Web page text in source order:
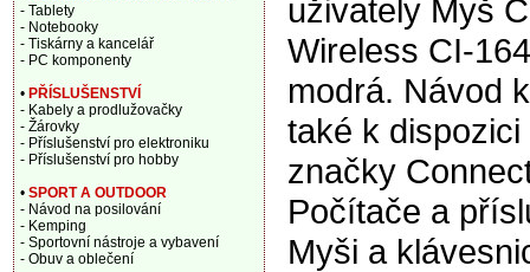
uživately Myš
Wireless CI-
modrá. Návod
také k
značky
Počítače a
Myši a
- Tablety
- Notebooky
- Tiskárny a kancelář
- PC komponenty
• PŘÍSLUŠENSTVÍ
- Kabely a prodlužovačky
- Žárovky
- Příslušenství pro elektroniku
- Příslušenství pro hobby
• SPORT A OUTDOOR
- Návod na posilování
- Kemping
- Sportovní nástroje a vybavení
- Obuv a oblečení